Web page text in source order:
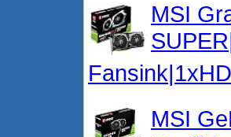
MSI
MSI